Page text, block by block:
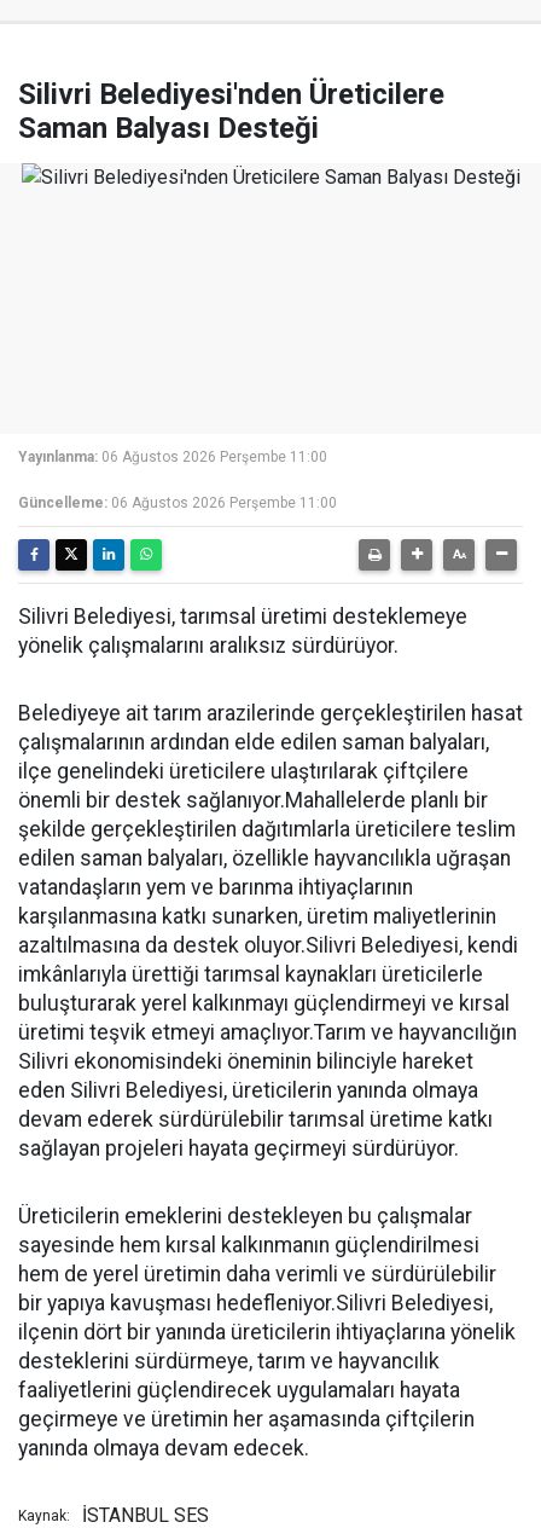
Silivri Belediyesi'nden Üreticilere
Saman Balyası Desteği
Yayınlanma: 06 Ağustos 2026 Perşembe 11:00
Güncelleme: 06 Ağustos 2026 Perşembe 11:00
Silivri Belediyesi, tarımsal üretimi desteklemeye
yönelik çalışmalarını aralıksız sürdürüyor.
Belediyeye ait tarım arazilerinde gerçekleştirilen hasat
çalışmalarının ardından elde edilen saman balyaları,
ilçe genelindeki üreticilere ulaştırılarak çiftçilere
önemli bir destek sağlanıyor.Mahallelerde planlı bir
şekilde gerçekleştirilen dağıtımlarla üreticilere teslim
edilen saman balyaları, özellikle hayvancılıkla uğraşan
vatandaşların yem ve barınma ihtiyaçlarının
karşılanmasına katkı sunarken, üretim maliyetlerinin
azaltılmasına da destek oluyor.Silivri Belediyesi, kendi
imkânlarıyla ürettiği tarımsal kaynakları üreticilerle
buluşturarak yerel kalkınmayı güçlendirmeyi ve kırsal
üretimi teşvik etmeyi amaçlıyor.Tarım ve hayvancılığın
Silivri ekonomisindeki öneminin bilinciyle hareket
eden Silivri Belediyesi, üreticilerin yanında olmaya
devam ederek sürdürülebilir tarımsal üretime katkı
sağlayan projeleri hayata geçirmeyi sürdürüyor.
Üreticilerin emeklerini destekleyen bu çalışmalar
sayesinde hem kırsal kalkınmanın güçlendirilmesi
hem de yerel üretimin daha verimli ve sürdürülebilir
bir yapıya kavuşması hedefleniyor.Silivri Belediyesi,
ilçenin dört bir yanında üreticilerin ihtiyaçlarına yönelik
desteklerini sürdürmeye, tarım ve hayvancılık
faaliyetlerini güçlendirecek uygulamaları hayata
geçirmeye ve üretimin her aşamasında çiftçilerin
yanında olmaya devam edecek.
Kaynak: İSTANBUL SES